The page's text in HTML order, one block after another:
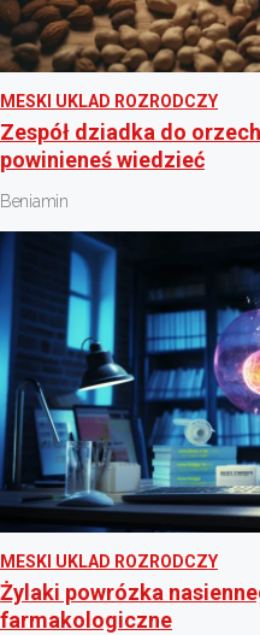
MESKI UKLAD ROZRODCZY
Zespół dziadka do
powinieneś wiedzieć
Beniamin
MESKI UKLAD ROZRODCZY
Żylaki powrózka
farmakologiczne